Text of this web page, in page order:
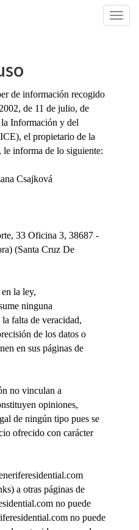
de información recogido
de 11 de julio, de
Información y del
el propietario de la
informa de lo siguiente:
Csajková
33 Oficina 3, 38687 -
(Santa Cruz De
la ley,
ninguna
falta de veracidad,
de los datos o
en sus páginas de
no vinculan a
opiniones,
de ningún tipo pues se
ofrecido con carácter
a otras páginas de
no puede
no puede